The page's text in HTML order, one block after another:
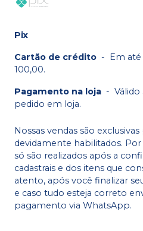
Pix
Cartão de crédito - Em até
100,00.
Pagamento na loja -
pedido em loja.
Nossas vendas são
devidamente habilitados.
só são realizados após a
cadastrais e dos itens que
atento, após você finalizar
e caso tudo esteja correto
pagamento via WhatsApp.